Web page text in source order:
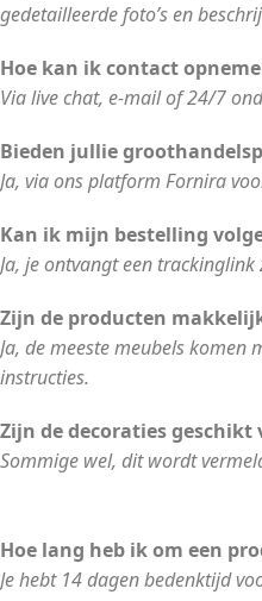
gedetailleerde foto’s en
Hoe kan ik contact
Via live chat, e-mail of 24/7
Bieden jullie
Ja, via ons platform Fornira
Kan ik mijn bestelling
Ja, je ontvangt een
Zijn de producten
Ja, de meeste meubels komen
instructies.
Zijn de decoraties
Sommige wel, dit wordt
Hoe lang heb ik om een
Je hebt 14 dagen bedenktijd